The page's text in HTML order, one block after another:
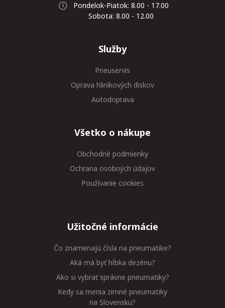
Pondelok-Piatok: 8.00 - 17.00
Sobota: 8.00 - 12.00
Služby
Pneuservis
Oprava hliníkových diskov
Autodoprava
Všetko o nákupe
Obchodné podmienky
Ochrana osobných údajov
Používanie cookies
Užitočné informácie
Čo znamenajú čísla na pneumatike?
Aká má byť hĺbka dezénu?
Ako si vybrať správne pneumatiky?
Kedy sa menia zimné pneumatiky
na Slovensku?